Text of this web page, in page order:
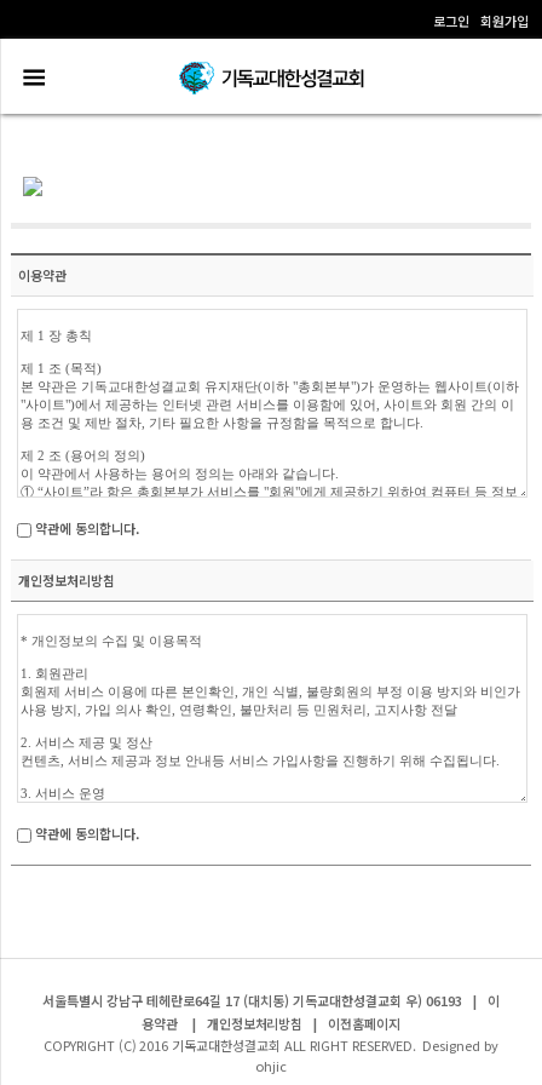
로그인 회원가입
이용약관
약관에 동의합니다.
개인정보처리방침
약관에 동의합니다.
서울특별시 강남구 테헤란로64길 17 (대치동) 기독교대한성결교회 우) 06193 |
이
용약관
| 개인정보처리방침 |
이전홈페이지
COPYRIGHT (C) 2016 기독교대한성결교회 ALL RIGHT RESERVED. Designed by
ohjic